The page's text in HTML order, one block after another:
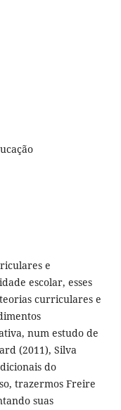
e
escolar, esses
curriculares e
num estudo de
(2011), Silva
do
trazermos Freire
suas